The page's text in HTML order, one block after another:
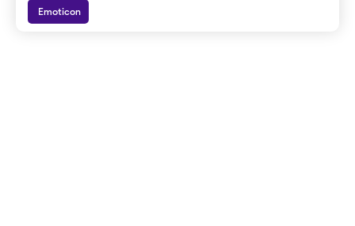
Emoticon